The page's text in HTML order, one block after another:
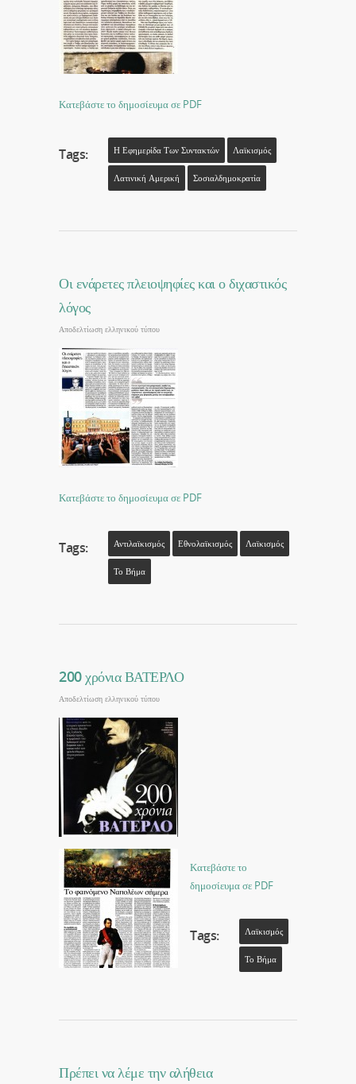
Κατεβάστε το δημοσίευμα σε PDF
Tags: Η Εφημερίδα Των Συντακτών Λαϊκισμός
Λατινική Αμερική Σοσιαλδημοκρατία
Οι ενάρετες πλειοψηφίες και ο διχαστικός
λόγος
Αποδελτίωση ελληνικού τύπου
Κατεβάστε το δημοσίευμα σε PDF
Tags: Αντιλαϊκισμός Εθνολαϊκισμός Λαϊκισμός
Το Βήμα
200 χρόνια ΒΑΤΕΡΛΟ
Αποδελτίωση ελληνικού τύπου
Κατεβάστε το
δημοσίευμα σε PDF
Tags: Λαϊκισμός
Το Βήμα
Πρέπει να λέμε την αλήθεια